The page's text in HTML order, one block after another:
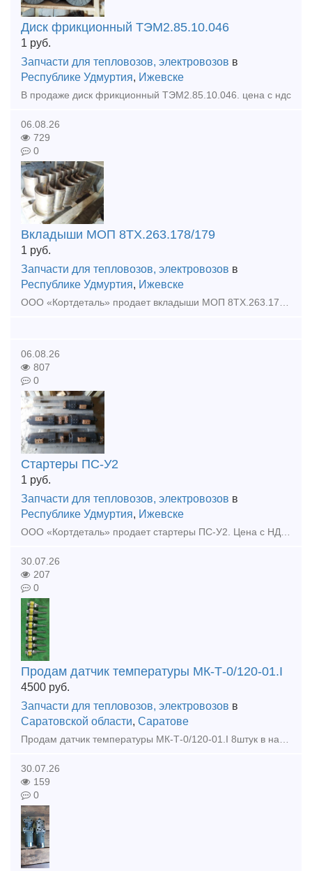
Диск фрикционный ТЭМ2.85.10.046
1 руб.
Запчасти для тепловозов, электровозов в
Республике Удмуртия, Ижевске
В продаже диск фрикционный ТЭМ2.85.10.046. цена с ндс
06.08.26
729
0
Вкладыши МОП 8ТХ.263.178/179
1 руб.
Запчасти для тепловозов, электровозов в
Республике Удмуртия, Ижевске
ООО «Кортдеталь» продает вкладыши МОП 8ТХ.263.178/179. Цена с НДС. Организуем доставку из Ижевска.
06.08.26
807
0
Стартеры ПС-У2
1 руб.
Запчасти для тепловозов, электровозов в
Республике Удмуртия, Ижевске
ООО «Кортдеталь» продает стартеры ПС-У2. Цена с НДС. Организуем доставку из Ижевска.
30.07.26
207
0
Продам датчик температуры МК-Т-0/120-01.I
4500 руб.
Запчасти для тепловозов, электровозов в
Саратовской области, Саратове
Продам датчик температуры МК-Т-0/120-01.I 8штук в наличии 4500р.штука Оплата наличные или на ИП+7% Продам, Датчик температуры МК-Т-м60/60-01.I в наличии 10штук
30.07.26
159
0